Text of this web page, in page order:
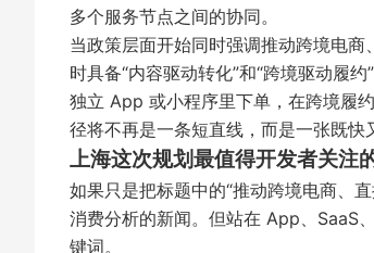
多个服务节点之间的协同。
当政策层面开始同时强调推动跨境电
时具备“内容驱动转化”和“跨境驱动履
独立 App 或小程序里下单，在跨境履
径将不再是一条短直线，而是一张既快
上海这次规划最值得开发者关注
如果只是把标题中的“推动跨境电商、
消费分析的新闻。但站在 App、SaaS
键词。